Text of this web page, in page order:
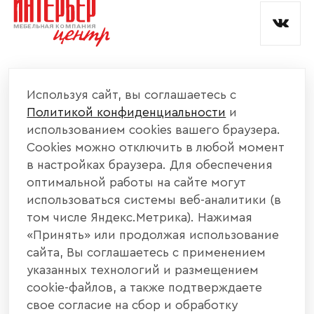
КАТАЛОГ МЕБЕЛИ
ИНФОРМАЦИЯ
НАШИ КОНТАКТЫ
+7 800 700 20 58
440004, г. Пенза, ул. Рябова, д. 31
Используя сайт, вы соглашаетесь с
Политикой конфиденциальности и
использованием cookies вашего браузера.
Cookies можно отключить в любой момент
в настройках браузера. Для обеспечения
оптимальной работы на сайте могут
использоваться системы веб-аналитики (в
том числе Яндекс.Метрика). Нажимая
«Принять» или продолжая использование
сайта, Вы соглашаетесь с применением
указанных технологий и размещением
cookie-файлов, а также подтверждаете
свое согласие на сбор и обработку